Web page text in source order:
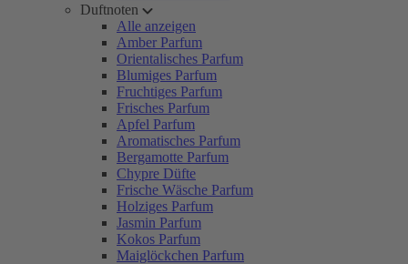
Duftnoten
Alle anzeigen
Amber Parfum
Orientalisches Parfum
Blumiges Parfum
Fruchtiges Parfum
Frisches Parfum
Apfel Parfum
Aromatisches Parfum
Bergamotte Parfum
Chypre Düfte
Frische Wäsche Parfum
Holziges Parfum
Jasmin Parfum
Kokos Parfum
Maiglöckchen Parfum